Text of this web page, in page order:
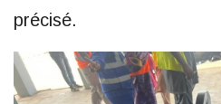
précisé.